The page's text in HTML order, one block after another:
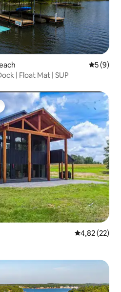
5 (9)
| Float Mat | SUP
Évaluation
4,82 (22)